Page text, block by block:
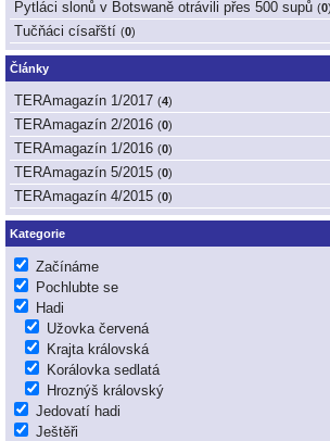
Pytláci slonů v Botswaně otrávili přes 500 supů (0)
Tučňáci císařští (0)
Články
TERAmagazín 1/2017 (4)
TERAmagazín 2/2016 (0)
TERAmagazín 1/2016 (0)
TERAmagazín 5/2015 (0)
TERAmagazín 4/2015 (0)
Kategorie
Začínáme
Pochlubte se
Hadi
Užovka červená
Krajta královská
Korálovka sedlatá
Hroznýš královský
Jedovatí hadi
Ještěři